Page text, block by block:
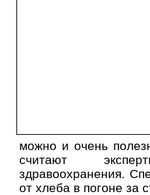
можно и очень
считают
здравоохранения.
от хлеба в погоне за